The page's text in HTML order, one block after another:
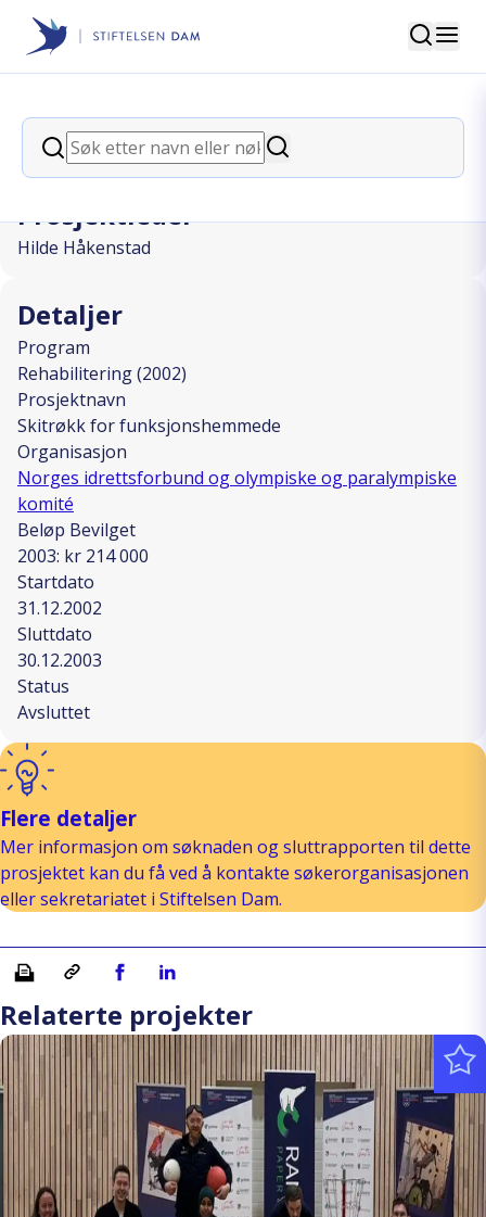
Stiftelsen Dam
Søk
Søk
Søk
back
Skitrøkk for funksjonshemmede
Prosjektleder
Hilde Håkenstad
Detaljer
Program
Rehabilitering (2002)
Prosjektnavn
Skitrøkk for funksjonshemmede
Organisasjon
Norges idrettsforbund og olympiske og paralympiske
komité
Beløp Bevilget
2003: kr 214 000
Startdato
31.12.2002
Sluttdato
30.12.2003
Status
Avsluttet
Flere detaljer
Mer informasjon om søknaden og sluttrapporten til dette
prosjektet kan du få ved å kontakte søkerorganisasjonen
eller sekretariatet i Stiftelsen Dam.
Skriv ut Kopiera länkDel på Facebook
Del på Linkedin
Relaterte projekter